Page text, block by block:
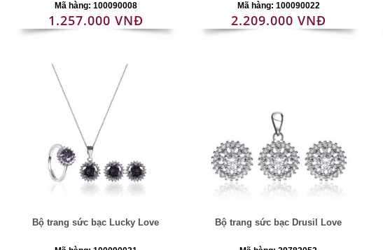
Mã hàng: 100090008
1.257.000 VNĐ
Mã hàng: 100090022
2.209.000 VNĐ
Bộ trang sức bạc Lucky Love Bộ trang sức bạc Drusil Love